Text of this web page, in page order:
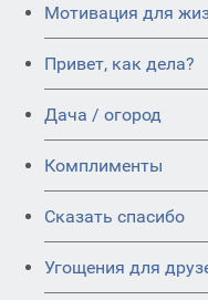
Мотивация для
Привет, как дела?
Дача / огород
Комплименты
Сказать спасибо
Угощения для